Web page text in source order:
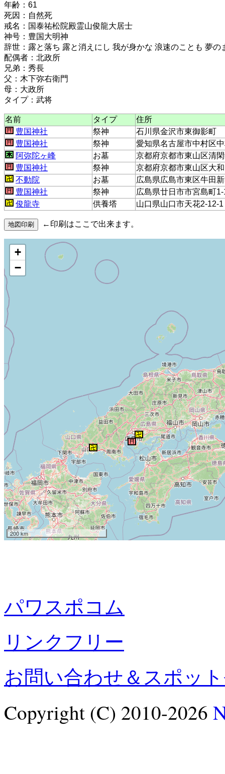
年齢：61
死因：自然死
戒名：国泰祐松院殿霊山俊龍大居士
神号：豊国大明神
辞世：露と落ち 露と消えにし 我が身かな 浪速のことも 夢の
配偶者：北政所
兄弟：秀長
父：木下弥右衛門
母：大政所
タイプ：武将
名前 タイプ
住所
豊国神社
祭神
石川県金沢市東御影町
豊国神社
祭神
愛知県名古屋市中村区
阿弥陀ヶ峰
お墓
京都府京都市東山区清
豊国神社
祭神
京都府京都市東山区大
不動院
お墓
広島県広島市東区牛田
豊国神社
祭神
広島県廿日市市宮島町1-
俊龍寺
供養塔 山口県山口市天花2-12-1
←印刷はここで出来ます。
+
−
200 km
パワスポコム
リンクフリー
お問い合わせ＆スポッ
Copyright (C) 2010-2026